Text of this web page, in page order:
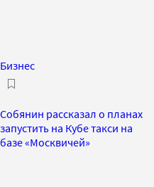
Бизнес
Собянин рассказал о планах
запустить на Кубе такси на
базе «Москвичей»